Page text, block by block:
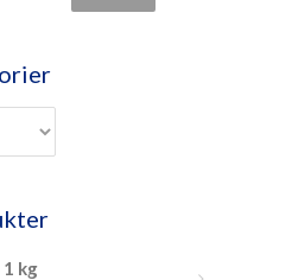
kg